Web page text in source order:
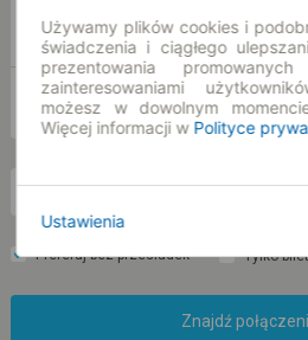
Z
DO
Preferuj bez przesiadek Tylko
Znajdź
Używamy plików cookies i
świadczenia i ciągłego
prezentowania
zainteresowaniami
możesz w dowolnym
Więcej informacji w Polityce
Ustawienia